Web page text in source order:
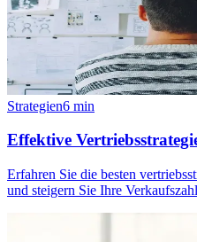
Strategien6 min
Effektive
Erfahren Sie die besten
und steigern Sie Ihre